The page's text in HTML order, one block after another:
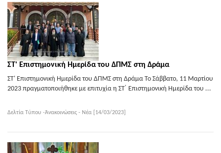
ΣΤ' Επιστημονική Ημερίδα του ΔΠΜΣ στη Δράμα
ΣΤ' Επιστημονική Ημερίδα του ΔΠΜΣ στη Δράμα Το Σάββατο, 11 Μαρτίου
2023 πραγματοποιήθηκε με επιτυχία η ΣΤ ́ Επιστημονική Ημερίδα του ...
Δελτία Τύπου -Ἀνακοινώσεις - Νέα [14/03/2023]